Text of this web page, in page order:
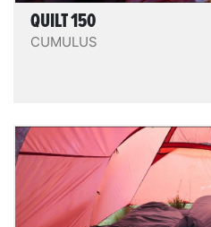
QUILT 150
CUMULUS
Sestrals
Un quilt et une couette
espagnoles ! As Tucas est
spécialisée dans le